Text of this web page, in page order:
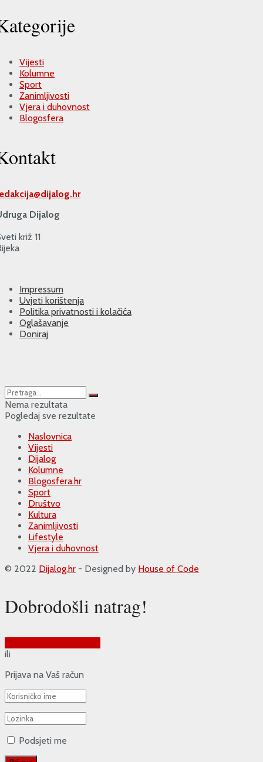
Vijesti
Kolumne
Sport
Zanimljivosti
Vjera i duhovnost
Blogosfera
dijalog.hr
Dijalog
križ 11
Impressum
Uvjeti korištenja
Politika privatnosti i kolačića
Oglašavanje
Doniraj
Nema rezultata
Pogledaj sve rezultate
Naslovnica
Vijesti
Dijalog
Kolumne
Blogosfera.hr
Sport
Društvo
Kultura
Zanimljivosti
Lifestyle
Vjera i duhovnost
© 2022 Dijalog.hr - Designed by House of Code
Dobrodošli natrag!
ili
Prijava na Vaš račun
Podsjeti me